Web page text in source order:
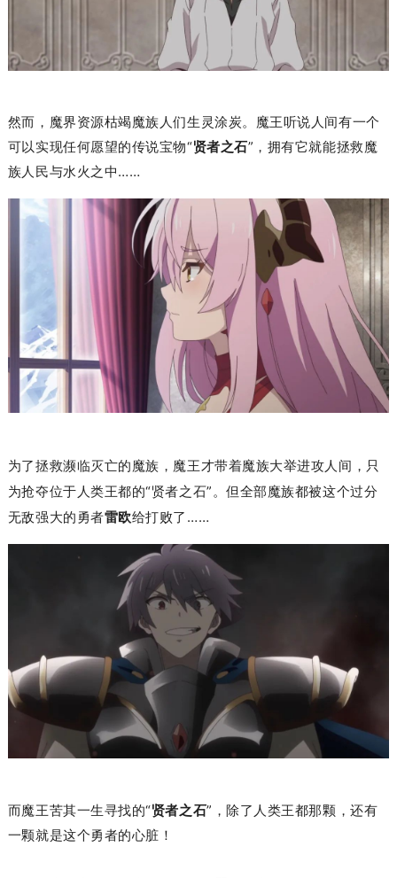
然而，魔界资源枯竭魔族人们生灵涂炭。 魔王听说人间有一个
可以实现任何愿望的传说宝物“贤者之石”，拥有它就能拯救魔
族人民与水火之中……
为了拯救濒临灭亡的魔族，魔王才带着魔族大举进攻人间，只
为抢夺位于人类王都的“贤者之石” 。但全部魔族都被这个过分
无敌强大的勇者雷欧给打败了……
而魔王苦其一生寻找的“贤者之石” ，除了人类王都那颗，还有
一颗就是这个勇者的心脏 ！